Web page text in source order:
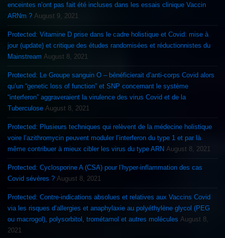
enceintes n’ont pas fait été incluses dans les essais clinique Vaccin
ARNm ? August 9, 2021
Protected: Vitamine D prise dans le cadre holistique et Covid: mise à
jour (update) et critique des études randomisées et réductionnistes du
Mainstream August 8, 2021
Protected: Le Groupe sanguin O – bénéficierait d’anti-corps Covid alors
qu’un “genetic loss of function” et SNP concernant le système
“interferon” aggraveraient la virulence des virus Covid et de la
Tuberculose August 8, 2021
Protected: Plusieurs techniques qui relèvent de la médecine holistique
voire l’azithromycin peuvent moduler l’interferon du type 1 et par là
même contribuer à mieux cibler les virus du type ARN August 8, 2021
Protected: Cyclosporine A (CSA) pour l’hyper-inflammation des cas
Covid sévères ? August 8, 2021
Protected: Contre-indications absolues et relatives aux Vaccins Covid
via les risques d’allergies et anaphylaxie au polyéthylène glycol (PEG
ou macrogol), polysorbitol, trométamol et autres molécules August 8,
2021